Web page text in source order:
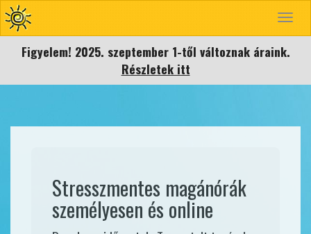
Toggle
Figyelem! 2025. szeptember 1-től változnak áraink.
Részletek itt
Stresszmentes magánórák
személyesen és online